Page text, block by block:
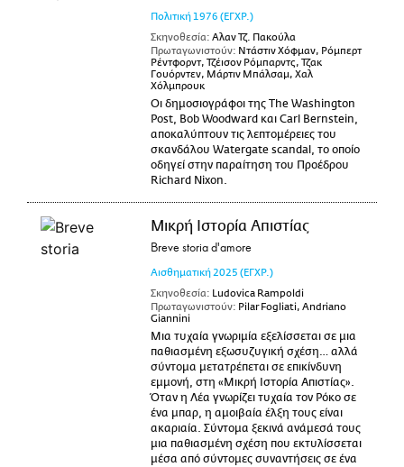
Πολιτική1976 (ΕΓΧΡ.)
Σκηνοθεσία: Αλαν Τζ. Πακούλα
Πρωταγωνιστούν: Ντάστιν Χόφμαν, Ρόμπερτ
Ρέντφορντ, Τζέισον Ρόμπαρντς, Τζακ
Γουόρντεν, Μάρτιν Μπάλσαμ, Χαλ
Χόλμπρουκ
Οι δημοσιογράφοι της The Washington
Post, Bob Woodward και Carl Bernstein,
αποκαλύπτουν τις λεπτομέρειες του
σκανδάλου Watergate scandal, το οποίο
οδηγεί στην παραίτηση του Προέδρου
Richard Nixon.
Μικρή Ιστορία Απιστίας
Breve storia d'amore
Αισθηματική 2025 (ΕΓΧΡ.)
Σκηνοθεσία: Ludovica Rampoldi
Πρωταγωνιστούν: Pilar Fogliati, Andriano
Giannini
Μια τυχαία γνωριμία εξελίσσεται σε μια
παθιασμένη εξωσυζυγική σχέση… αλλά
σύντομα μετατρέπεται σε επικίνδυνη
εμμονή, στη «Μικρή Ιστορία Απιστίας».
Όταν η Λέα γνωρίζει τυχαία τον Ρόκο σε
ένα μπαρ, η αμοιβαία έλξη τους είναι
ακαριαία. Σύντομα ξεκινά ανάμεσά τους
μια παθιασμένη σχέση που εκτυλίσσεται
μέσα από σύντομες συναντήσεις σε ένα